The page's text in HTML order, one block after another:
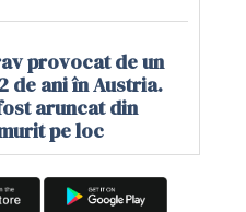
provocat de un
de ani în Austria.
aruncat din
pe loc